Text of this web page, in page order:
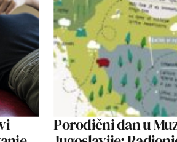
Porodični dan u